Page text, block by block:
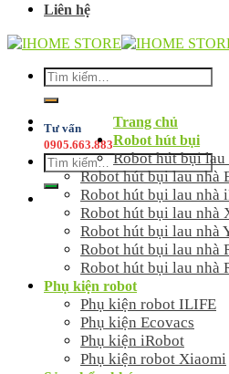
Liên hệ
Tìm
kiếm:
Tư vấn
0905.663.883
Tìm
kiếm:
Trang chủ
Robot hút bụi
Robot hút bụi
Robot hút bụi lau nhà
Robot hút bụi lau nhà
Robot hút bụi lau nhà
Robot hút bụi lau nhà
Robot hút bụi lau nhà
Robot hút bụi lau nhà
Phụ kiện robot
Phụ kiện robot ILIFE
Phụ kiện Ecovacs
Phụ kiện iRobot
Phụ kiện robot Xiaomi